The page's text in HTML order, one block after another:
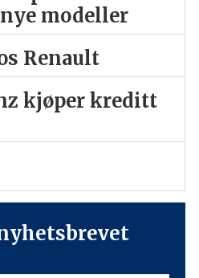
modeller
Renault
kjøper kreditt